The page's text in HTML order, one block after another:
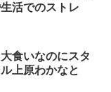
活でのストレ
食いなのにスタ
上原わかなと